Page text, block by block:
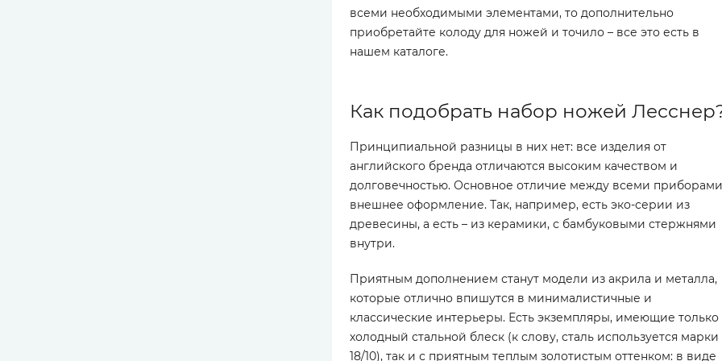
всеми необходимыми элементами, то дополнительно
приобретайте колоду для ножей и точило – все это есть в
нашем каталоге.
Как подобрать набор ножей
Принципиальной разницы в них нет: все изделия от
английского бренда отличаются высоким качеством и
долговечностью. Основное отличие между всеми
внешнее оформление. Так, например, есть эко-серии из
древесины, а есть – из керамики, с бамбуковыми стержнями
внутри.
Приятным дополнением станут модели из акрила и металла,
которые отлично впишутся в минималистичные и
классические интерьеры. Есть экземпляры, имеющие только
холодный стальной блеск (к слову, сталь используется марки
18/10), так и с приятным теплым золотистым оттенком: в виде